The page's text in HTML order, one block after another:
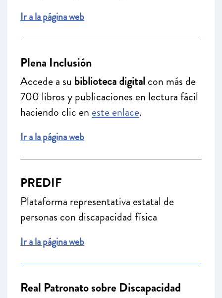
Ir a la página web
Plena Inclusión
Accede a su biblioteca digital con más de
700 libros y publicaciones en lectura fácil
haciendo clic en este enlace.
Ir a la página web
PREDIF
Plataforma representativa estatal de
personas con discapacidad física
Ir a la página web
Real Patronato sobre Discapacidad